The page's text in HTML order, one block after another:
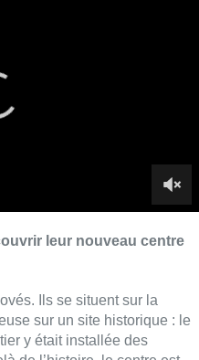
sur un site historique : le
y était installée des
de l’histoire, le centre est
l’IA